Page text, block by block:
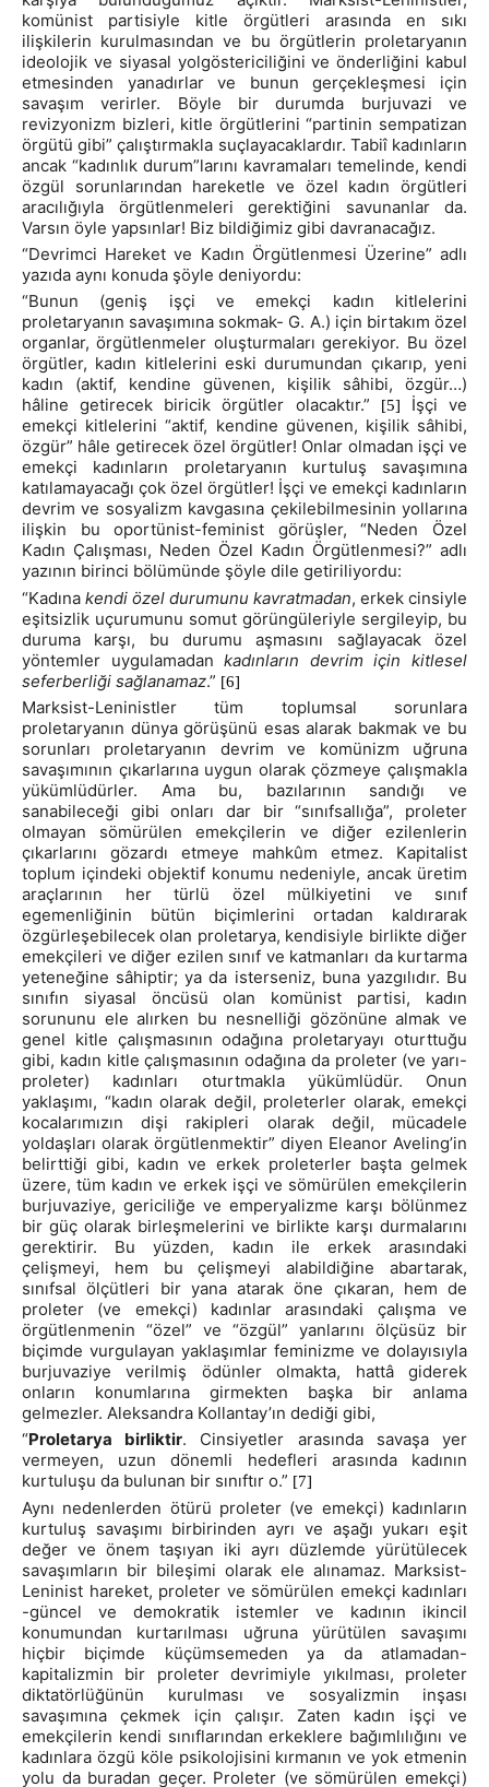
komünist partisiyle kitle örgütleri arasında en sıkı
ilişkilerin kurulmasından ve bu örgütlerin proletaryanın
ideolojik ve siyasal yolgöstericiliğini ve önderliğini kabul
etmesinden yanadırlar ve bunun gerçekleşmesi için
savaşım verirler. Böyle bir durumda burjuvazi ve
revizyonizm bizleri, kitle örgütlerini “partinin sempatizan
örgütü gibi” çalıştırmakla suçlayacaklardır. Tabiî kadınların
ancak “kadınlık durum”larını kavramaları temelinde, kendi
özgül sorunlarından hareketle ve özel kadın örgütleri
aracılığıyla örgütlenmeleri gerektiğini savunanlar da.
Varsın öyle yapsınlar! Biz bildiğimiz gibi davranacağız.
“Devrimci Hareket ve Kadın Örgütlenmesi Üzerine” adlı
yazıda aynı konuda şöyle deniyordu:
“Bunun (geniş işçi ve emekçi kadın kitlelerini
proletaryanın savaşımına sokmak- G. A.) için birtakım özel
organlar, örgütlenmeler oluşturmaları gerekiyor. Bu özel
örgütler, kadın kitlelerini eski durumundan çıkarıp, yeni
kadın (aktif, kendine güvenen, kişilik sâhibi, özgür…)
hâline getirecek biricik örgütler olacaktır.”
[5]
İşçi ve
emekçi kitlelerini “aktif, kendine güvenen, kişilik sâhibi,
özgür” hâle getirecek özel örgütler! Onlar olmadan işçi ve
emekçi kadınların proletaryanın kurtuluş savaşımına
katılamayacağı çok özel örgütler! İşçi ve emekçi kadınların
devrim ve sosyalizm kavgasına çekilebilmesinin yollarına
ilişkin bu oportünist-feminist görüşler, “Neden Özel
Kadın Çalışması, Neden Özel Kadın Örgütlenmesi?” adlı
yazının birinci bölümünde şöyle dile getiriliyordu:
“Kadına kendi özel durumunu kavratmadan, erkek cinsiyle
eşitsizlik uçurumunu somut görüngüleriyle sergileyip, bu
duruma karşı, bu durumu aşmasını sağlayacak özel
yöntemler uygulamadankadınların devrim için kitlesel
seferberliği sağlanamaz.” [6]
Marksist-Leninistler tüm toplumsal sorunlara
proletaryanın dünya görüşünü esas alarak bakmak ve bu
sorunları proletaryanın devrim ve komünizm uğruna
savaşımının çıkarlarına uygun olarak çözmeye çalışmakla
yükümlüdürler. Ama bu, bazılarının sandığı ve
sanabileceği gibi onları dar bir “sınıfsallığa”, proleter
olmayan sömürülen emekçilerin ve diğer ezilenlerin
çıkarlarını gözardı etmeye mahkûm etmez. Kapitalist
toplum içindeki objektif konumu nedeniyle, ancak üretim
araçlarının her türlü özel mülkiyetini ve sınıf
egemenliğinin bütün biçimlerini ortadan kaldırarak
özgürleşebilecek olan proletarya, kendisiyle birlikte diğer
emekçileri ve diğer ezilen sınıf ve katmanları da kurtarma
yeteneğine sâhiptir; ya da isterseniz, buna yazgılıdır. Bu
sınıfın siyasal öncüsü olan komünist partisi, kadın
sorununu ele alırken bu nesnelliği gözönüne almak ve
genel kitle çalışmasının odağına proletaryayı oturttuğu
gibi, kadın kitle çalışmasının odağına da proleter (ve yarı-
proleter) kadınları oturtmakla yükümlüdür. Onun
yaklaşımı, “kadın olarak değil, proleterler olarak, emekçi
kocalarımızın dişi rakipleri olarak değil, mücadele
yoldaşları olarak örgütlenmektir” diyen Eleanor Aveling’in
belirttiği gibi, kadın ve erkek proleterler başta gelmek
üzere, tüm kadın ve erkek işçi ve sömürülen emekçilerin
burjuvaziye, gericiliğe ve emperyalizme karşı bölünmez
bir güç olarak birleşmelerini ve birlikte karşı durmalarını
gerektirir. Bu yüzden, kadın ile erkek arasındaki
çelişmeyi, hem bu çelişmeyi alabildiğine abartarak,
sınıfsal ölçütleri bir yana atarak öne çıkaran, hem de
proleter (ve emekçi) kadınlar arasındaki çalışma ve
örgütlenmenin “özel” ve “özgül” yanlarını ölçüsüz bir
biçimde vurgulayan yaklaşımlar feminizme ve dolayısıyla
burjuvaziye verilmiş ödünler olmakta, hattâ giderek
onların konumlarına girmekten başka bir anlama
gelmezler. Aleksandra Kollantay’ın dediği gibi,
“Proletarya birliktir. Cinsiyetler arasında savaşa yer
vermeyen, uzun dönemli hedefleri arasında kadının
kurtuluşu da bulunan bir sınıftır o.” [7]
Aynı nedenlerden ötürü proleter (ve emekçi) kadınların
kurtuluş savaşımı birbirinden ayrı ve aşağı yukarı eşit
değer ve önem taşıyan iki ayrı düzlemde yürütülecek
savaşımların bir bileşimi olarak ele alınamaz. Marksist-
Leninist hareket, proleter ve sömürülen emekçi kadınları
-güncel ve demokratik istemler ve kadının ikincil
konumundan kurtarılması uğruna yürütülen savaşımı
hiçbir biçimde küçümsemeden ya da atlamadan-
kapitalizmin bir proleter devrimiyle yıkılması, proleter
diktatörlüğünün kurulması ve sosyalizmin inşası
savaşımına çekmek için çalışır. Zaten kadın işçi ve
emekçilerin kendi sınıflarından erkeklere bağımlılığını ve
kadınlara özgü köle psikolojisini kırmanın ve yok etmenin
yolu da buradan geçer. Proleter (ve sömürülen emekçi)